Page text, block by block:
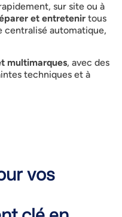
sur site ou à
et entretenir tous
centralisé automatique,
multimarques, avec des
techniques et à
vos